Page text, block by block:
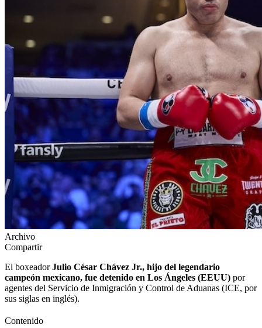
Archivo
Compartir
El boxeadorJulio César Chávez Jr., hijo del legendario
campeón mexicano, fue detenido en Los Ángeles (EEUU) por
agentes del Servicio de Inmigración y Control de Aduanas (ICE, por
sus siglas en inglés).
Contenido